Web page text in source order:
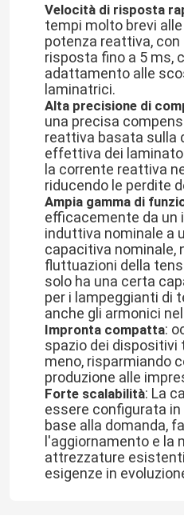
Contattaci
Notizie
Chiedi un preventivo
azionamento variabile
Convertitore di
Invertitore di frequenza
Invertitore di frequenza
Invertitore
Azionamento a
Stazione di ricarica per
Velocità di risposta
tempi molto brevi
potenza reattiva, con
risposta fino a 5 ms,
adattamento alle
laminatrici.
Alta precisione di
una precisa
reattiva basata sulla
effettiva dei
la corrente reattiva
riducendo le perdite
Ampia gamma di
efficacemente da un
induttiva nominale a
capacitiva nominale,
fluttuazioni della
solo ha una certa
per i lampeggianti di
anche gli armonici
Impronta compatta:
spazio dei dispositivi
meno, risparmiando
produzione alle
Forte scalabilità: La
essere configurata
base alla domanda,
l'aggiornamento e la
attrezzature
esigenze in